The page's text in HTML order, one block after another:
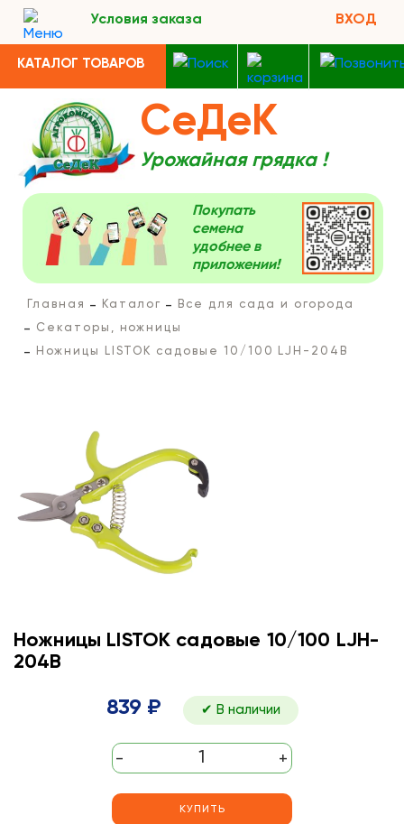
Условия заказа ВХОД
КАТАЛОГ ТОВАРОВ
СеДеК
Урожайная грядка !
Покупать
семена
удобнее в
приложении!
Главная Каталог
Все для сада и огорода
Секаторы, ножницы
Ножницы LISTOK садовые 10/100 LJH-204B
Ножницы LISTOK садовые 10/100 LJH-
204B
839 ₽ ✔ В наличии
- +
КУПИТЬ